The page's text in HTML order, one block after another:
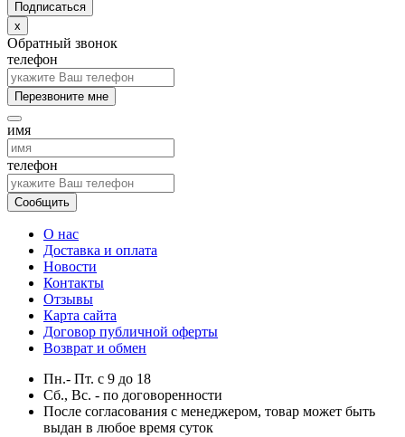
x
Обратный звонок
телефон
Перезвоните мне
имя
телефон
Сообщить
О нас
Доставка и оплата
Новости
Контакты
Отзывы
Карта сайта
Договор публичной оферты
Возврат и обмен
Пн.- Пт. с 9 до 18
Сб., Вс. - по договоренности
После согласования с менеджером, товар может быть
выдан в любое время суток